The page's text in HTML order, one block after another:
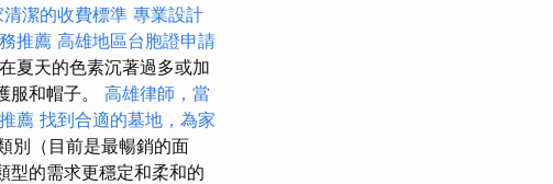
潔的收費標準 專業設計
推薦 高雄地區台胞證申請
夏天的色素沉著過多或加
服和帽子。 高雄律師，當
薦 找到合適的墓地，為家
別（目前是最暢銷的面
型的需求更穩定和柔和的